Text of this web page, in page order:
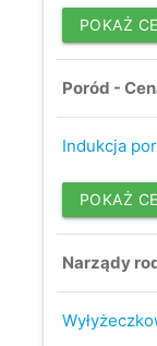
POKAŻ
Poród -
Indukcja
POKAŻ
Narządy